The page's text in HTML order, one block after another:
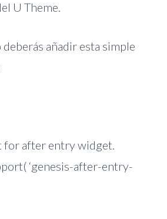
U Theme.
añadir esta simple
for after entry widget.
‘genesis-after-entry-